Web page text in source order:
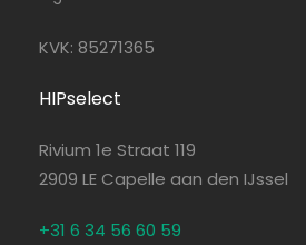
KVK: 85271365
HIPselect
Rivium 1e Straat 119
2909 LE Capelle aan den IJssel
+31 6 34 56 60 59